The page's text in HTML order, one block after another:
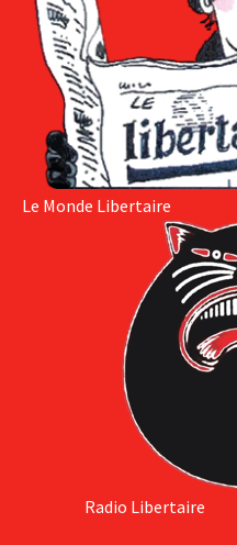
Le Monde Libertaire
Radio Libertaire